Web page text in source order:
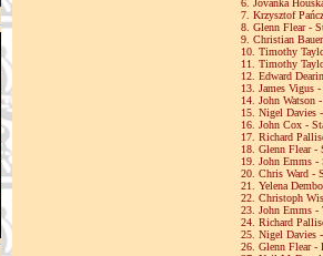
6. Jovanka
7. Krzysztof
8. Glenn Flear -
9. Christian
10. Timothy
11. Timothy
12. Edward
13. James Vigus
14. John Watson
15. Nigel Davies
16. John Cox -
17. Richard
18. Glenn Flear -
19. John Emms -
20. Chris Ward -
21. Yelena
22. Christoph
23. John Emms -
24. Richard
25. Nigel Davies
26. Glenn Flear -